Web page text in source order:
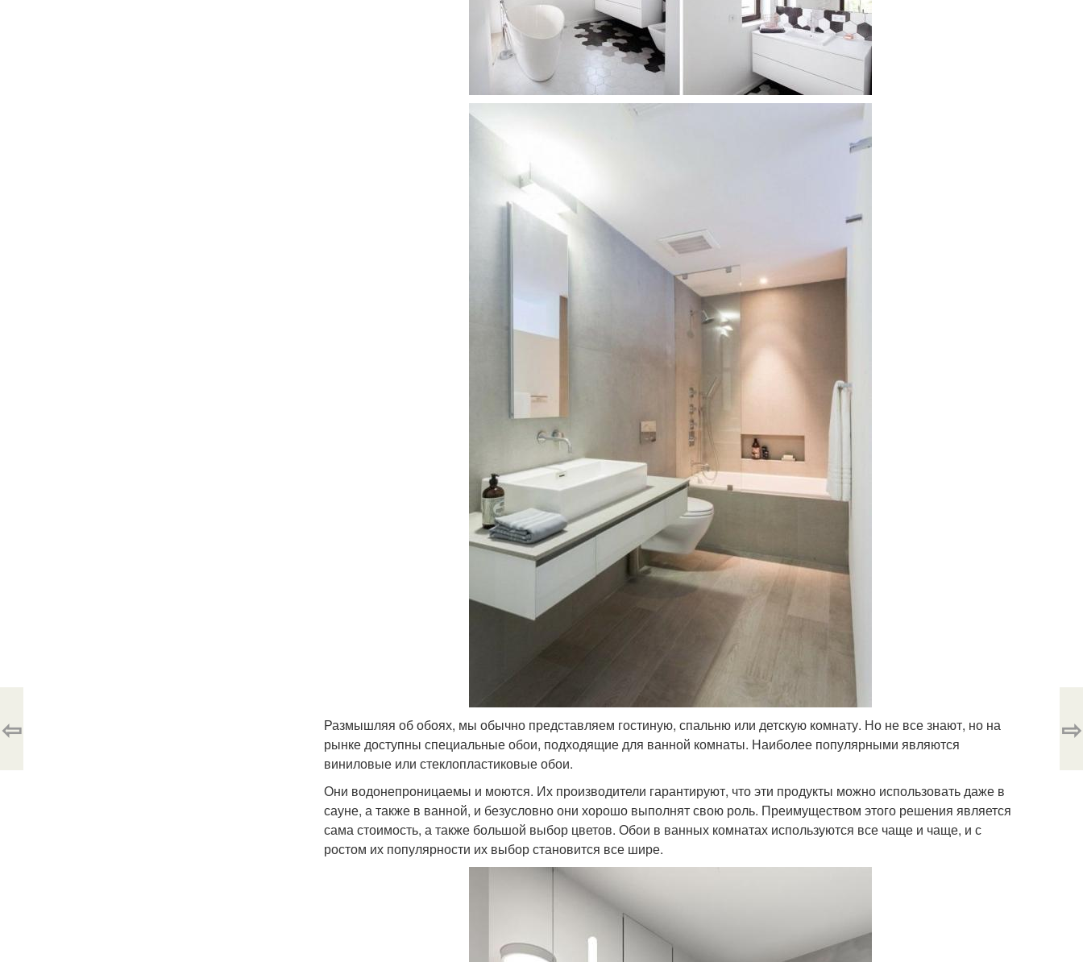
Размышляя об обоях, мы обычно представляем гостиную, спальню или детскую комнату. Но не все знают, но на
рынке доступны специальные обои, подходящие для ванной комнаты. Наиболее популярными являются
виниловые или стеклопластиковые обои.
Они водонепроницаемы и моются. Их производители гарантируют, что эти продукты можно использовать даже в
сауне, а также в ванной, и безусловно они хорошо выполнят свою роль. Преимуществом этого решения является
сама стоимость, а также большой выбор цветов. Обои в ванных комнатах используются все чаще и чаще, и с
ростом их популярности их выбор становится все шире.
⇦ ⇨